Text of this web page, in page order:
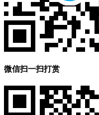
微信扫一扫打赏